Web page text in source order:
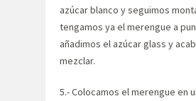
azúcar blanco y seguimos
tengamos ya el merengue a
añadimos el azúcar glass y
mezclar.
5.- Colocamos el merengue en